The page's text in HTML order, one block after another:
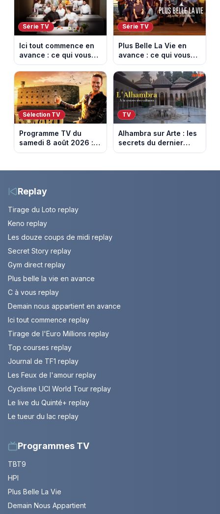
Série TV
Ici tout commence en
avance : ce qui vous
attend la semaine du
10 au 14 août 2026
(spoiler)
Série TV
Plus Belle La Vie en
avance : ce qui vous
attend la semaine du
10 au 14 août 2026
(spoiler)
Sélection TV
Programme TV du
samedi 8 août 2026 :
notre sélection pour
TV
Alhambra sur Arte : les
secrets du dernier
sultanat musulman
Replay
Tirage du Loto replay
Keno replay
Les douze coups de midi replay
Secret Story replay
Gym direct replay
Plus belle la vie en avance
C à vous replay
Demain nous appartient en avance
Ici tout commence replay
Tirage de l'Euro Millions replay
Top courses replay
Journal de TF1 replay
Les Feux de l'amour replay
Cyclisme UCI World Tour replay
Le live du Quinté+ replay
Le tueur du lac replay
Programmes TV
TBT9
HPI
Plus Belle La Vie
Demain Nous Appartient